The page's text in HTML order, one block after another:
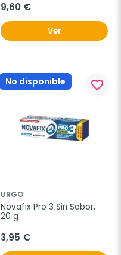
9,60 €
Ver
No disponible favorite_border
URGO
Novafix Pro 3 Sin Sabor,
20 g
3,95 €